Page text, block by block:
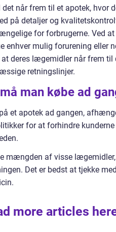
når frem til et apotek, hvor
på detaljer og
for forbrugerne. Ved
enhver mulig forurening eller
deres lægemidler når frem til
retningslinjer.
man købe ad
et apotek ad gangen,
for at forhindre
mængden af visse
Det er bedst at tjekke
more articles